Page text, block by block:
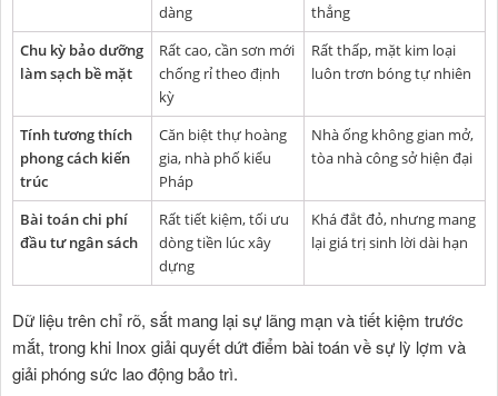
dàng
thẳng
Chu kỳ bảo dưỡng
làm sạch bề mặt
Rất cao, cần sơn mới
chống rỉ theo định
kỳ
Rất thấp, mặt kim loại
luôn trơn bóng tự nhiên
Tính tương thích
phong cách kiến
trúc
Căn biệt thự hoàng
gia, nhà phố kiểu
Pháp
Nhà ống không gian mở,
tòa nhà công sở hiện đại
Bài toán chi phí
đầu tư ngân sách
Rất tiết kiệm, tối ưu
dòng tiền lúc xây
dựng
Khá đắt đỏ, nhưng mang
lại giá trị sinh lời dài hạn
Dữ liệu trên chỉ rõ, sắt mang lại sự lãng mạn và tiết kiệm trước
mắt, trong khi Inox giải quyết dứt điểm bài toán về sự lỳ lợm và
giải phóng sức lao động bảo trì.